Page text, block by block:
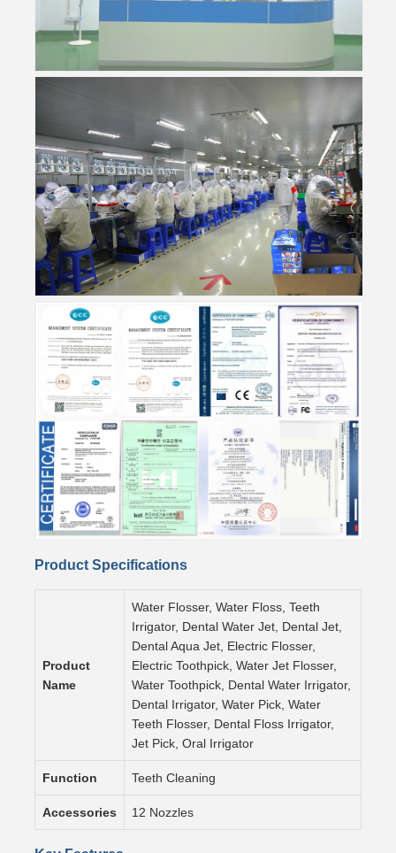
Product Specifications
Product
Name
Water Flosser, Water Floss, Teeth
Irrigator, Dental Water Jet, Dental Jet,
Dental Aqua Jet, Electric Flosser,
Electric Toothpick, Water Jet Flosser,
Water Toothpick, Dental Water Irrigator,
Dental Irrigator, Water Pick, Water
Teeth Flosser, Dental Floss Irrigator,
Jet Pick, Oral Irrigator
Function Teeth Cleaning
Accessories 12 Nozzles